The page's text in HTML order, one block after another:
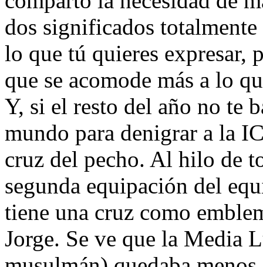
dos significados
lo que tú quieres expresar,
que se acomode más a lo
Y, si el resto del año no te
mundo para denigrar a la
cruz del pecho. Al hilo de
segunda equipación del
tiene una cruz como
Jorge. Se ve que la Media